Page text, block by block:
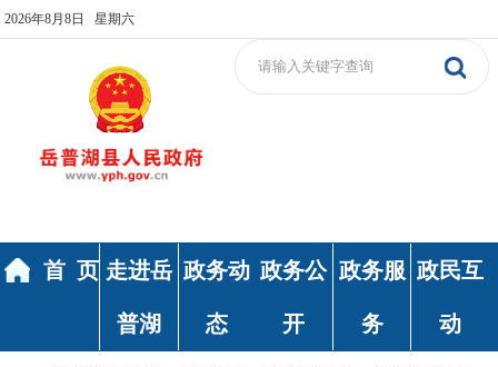
2026年8月8日 星期六
首 页 走进岳
普湖
政务动
态
政务公
开
政务服
务
政民互
动